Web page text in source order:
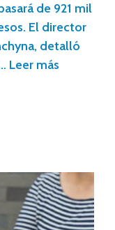
de 921 mil
El director
detalló
Leer más